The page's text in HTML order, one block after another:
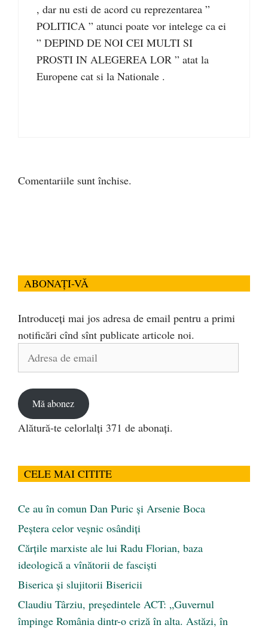
, dar nu esti de acord cu reprezentarea ”
POLITICA ” atunci poate vor intelege ca ei
” DEPIND DE NOI CEI MULTI SI
PROSTI IN ALEGEREA LOR ” atat la
Europene cat si la Nationale .
Comentariile sunt închise.
ABONAȚI-VĂ
Introduceți mai jos adresa de email pentru a primi
notificări cînd sînt publicate articole noi.
Mă abonez
Alătură-te celorlalți 371 de abonați.
CELE MAI CITITE
Ce au în comun Dan Puric şi Arsenie Boca
Peştera celor veşnic osândiţi
Cărţile marxiste ale lui Radu Florian, baza
ideologică a vînătorii de fascişti
Biserica și slujitorii Bisericii
Claudiu Târziu, președintele ACT: „Guvernul
împinge România dintr-o criză în alta. Astăzi, în